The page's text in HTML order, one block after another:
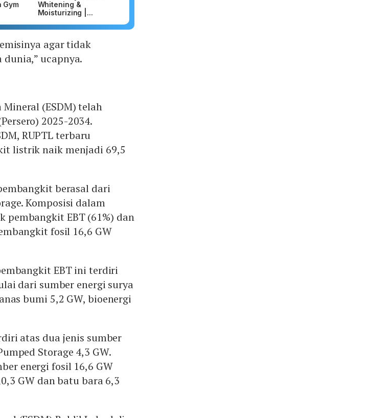
Gym
Whitening &
Moisturizing |...
agar tidak
ucapnya.
(ESDM) telah
2025-2034.
RUPTL terbaru
listrik naik menjadi 69,5
berasal dari
Komposisi dalam
pembangkit EBT (61%) dan
fosil 16,6 GW
EBT ini terdiri
dari sumber energi surya
bumi 5,2 GW, bioenergi
atas dua jenis sumber
Storage 4,3 GW.
energi fosil 16,6 GW
GW dan batu bara 6,3